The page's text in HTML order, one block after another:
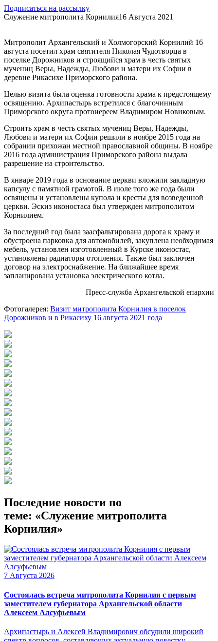
Подписаться на рассылку
Служение митрополита Корнилия16 Августа 2021
Митрополит Архангельский и Холмогорский Корнилий 16
августа посетил храм святителя Николая Чудотворца в
поселке Дорожников и строящийся храм в честь святых
мучениц Веры, Надежды, Любови и матери их Софии в
деревне Рикасихе Приморского района.
Целью визита была оценка готовности храма к предстоящему
освящению. Архипастырь встретился с благочинным
Приморского округа протоиереем Владимиром Новиковым.
Строить храм в честь святых мучениц Веры, Надежды,
Любови и матери их Софии решили в ноябре 2015 года на
собрании прихожан местной православной общины. В ноябре
2016 года администрация Приморского района выдала
разрешение на строительство.
В январе 2019 года в основание церкви вложили закладную
капсулу с памятной грамотой. В июле того же года были
освящены и установлены купола и кресты для возведенной
церкви. Эскиз иконостаса был утвержден митрополитом
Корнилием.
За последний год была заасфальтирована дорога к храму и
обустроена парковка для автомобилей, закуплена необходимая
мебель, установлен изготовленный в Курске иконостас,
установлены радиаторы отопления. Также был заключен
договор на электроснабжение. На ближайшее время
запланирована установка электрического котла.
Пресс-служба Архангельской епархии
Фотогалерея: Визит митрополита Корнилия в поселок
Дорожников и в Рикасиху 16 августа 2021 года
Последние новости по
теме: «Служение митрополита
Корнилия»
7 Августа 2026
Состоялась встреча митрополита Корнилия с первым
заместителем губернатора Архангельской области
Алексеем Алсуфьевым
Архипастырь и Алексей Владимирович обсудили широкий